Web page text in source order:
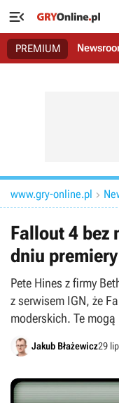

PREMIUM
www.gry-online.pl 
Fallout 4 bez
dniu premiery
Pete Hines z firmy
z serwisem IGN, że
moderskich. Te
Jakub Błażewicz29